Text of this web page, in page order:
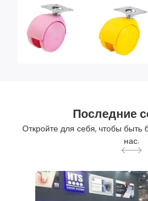
Последние
Откройте для себя, чтобы
нас.